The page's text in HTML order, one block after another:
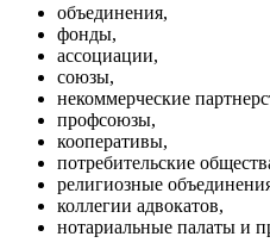
объединения,
фонды,
ассоциации,
союзы,
некоммерческие
профсоюзы,
кооперативы,
потребительские
религиозные
коллегии адвокатов,
нотариальные палаты и